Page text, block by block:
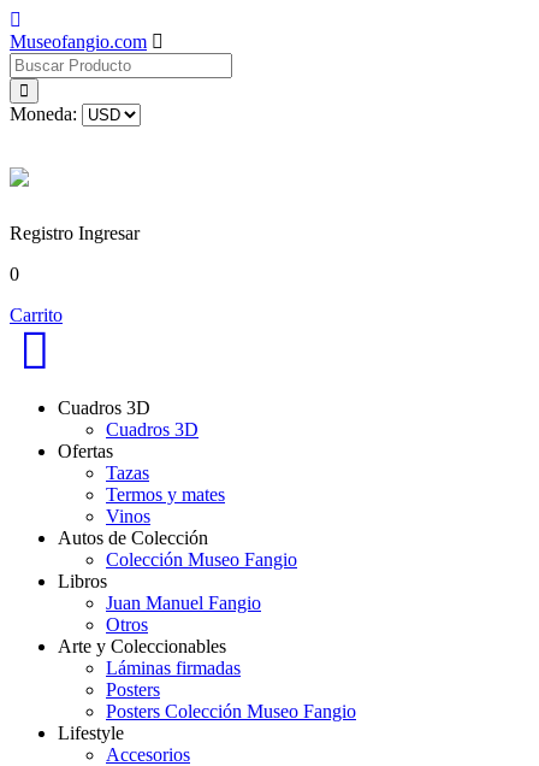
Museofangio.com
Moneda:
Registro Ingresar
0
Carrito
Cuadros 3D
Cuadros 3D
Ofertas
Tazas
Termos y mates
Vinos
Autos de Colección
Colección Museo Fangio
Libros
Juan Manuel Fangio
Otros
Arte y Coleccionables
Láminas firmadas
Posters
Posters Colección Museo Fangio
Lifestyle
Accesorios